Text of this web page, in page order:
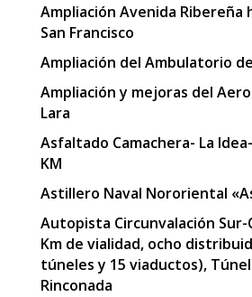
Ampliación Avenida Ribereña
San Francisco
Ampliación del Ambulatorio
Ampliación y mejoras del
Lara
Asfaltado Camachera- La
KM
Astillero Naval Nororiental
Autopista Circunvalación Sur-
Km de vialidad, ocho
túneles y 15 viaductos), Túnel
Rinconada